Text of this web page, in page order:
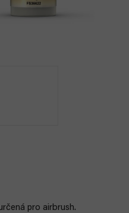
pro airbrush.